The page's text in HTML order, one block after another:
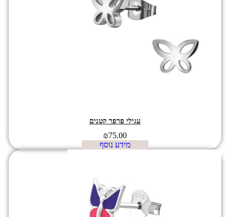
עגילי פרפר קטנים
₪75.00
מידע נוסף